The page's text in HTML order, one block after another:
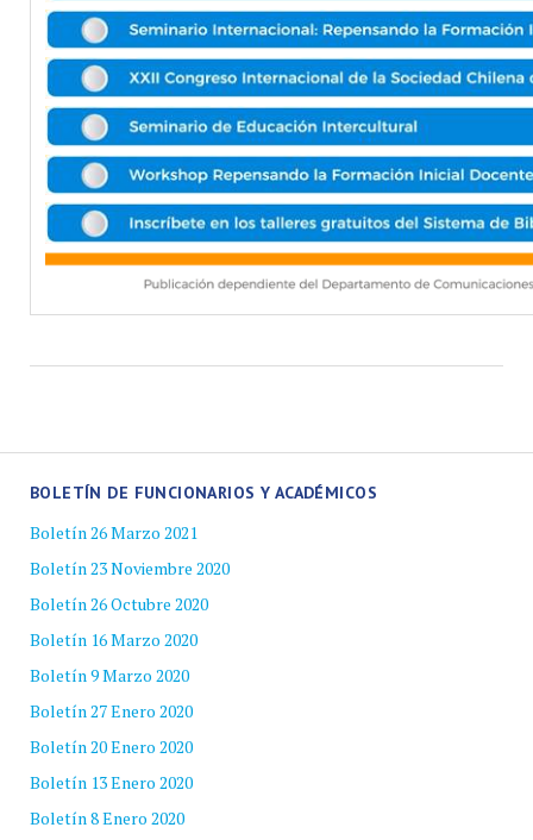
BOLETÍN DE FUNCIONARIOS Y ACADÉMICOS
Boletín 26 Marzo 2021
Boletín 23 Noviembre 2020
Boletín 26 Octubre 2020
Boletín 16 Marzo 2020
Boletín 9 Marzo 2020
Boletín 27 Enero 2020
Boletín 20 Enero 2020
Boletín 13 Enero 2020
Boletín 8 Enero 2020